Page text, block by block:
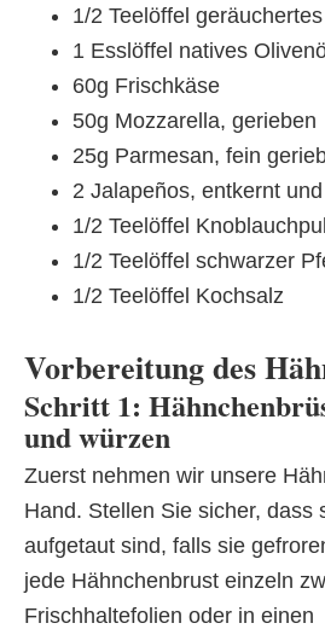
1/2 Teelöffel
1 Esslöffel natives
60g Frischkäse
50g Mozzarella, gerieben
25g Parmesan, fein
2 Jalapeños, entkernt
1/2 Teelöffel
1/2 Teelöffel schwarzer
1/2 Teelöffel Kochsalz
Vorbereitung des
Schritt 1:
und würzen
Zuerst nehmen wir unsere
Hand. Stellen Sie sicher, dass
aufgetaut sind, falls sie
jede Hähnchenbrust einzeln
Frischhaltefolien oder in einen